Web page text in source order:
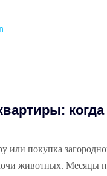
когда
или покупка
животных. Месяцы